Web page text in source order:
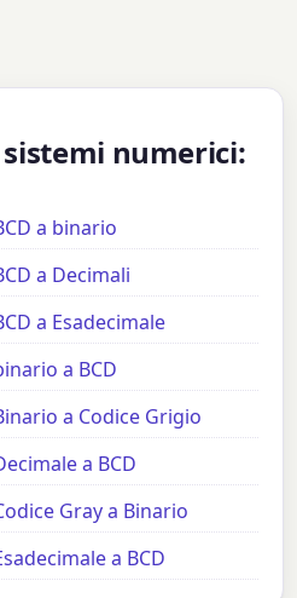
numerici:
a binario
a Decimali
a Esadecimale
a BCD
a Codice Grigio
a BCD
Gray a Binario
a BCD